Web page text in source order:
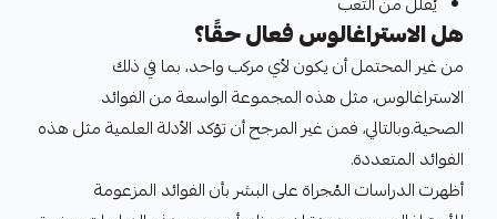
هل الاستراغالوس فعال حقًا؟
من غير المحتمل أن يكون لأي مركب واحد، بما في ذلك
الاستراغالوس، مثل هذه المجموعة الواسعة من الفوائد
الصحية.وبالتالي، فمن غير المرجح أن تؤكد الأدلة العلمية مثل هذه
الفوائد المتعددة.
أظهرت الدراسات المُجراة على البشر بأن الفوائد المزعومة